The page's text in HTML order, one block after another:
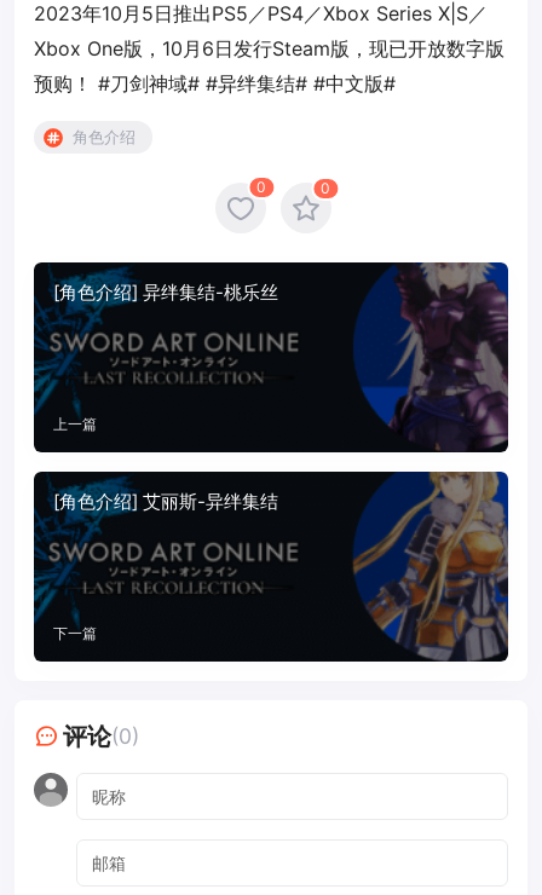
2023年10月5日推出PS5／PS4／Xbox Series X|S／
Xbox One版，10月6日发行Steam版，现已开放数字版
预购！ #刀剑神域# #异绊集结# #中文版#
角色介绍
0 0
[角色介绍] 异绊集结-桃乐丝
上一篇
[角色介绍] 艾丽斯-异绊集结
下一篇
评论(0)